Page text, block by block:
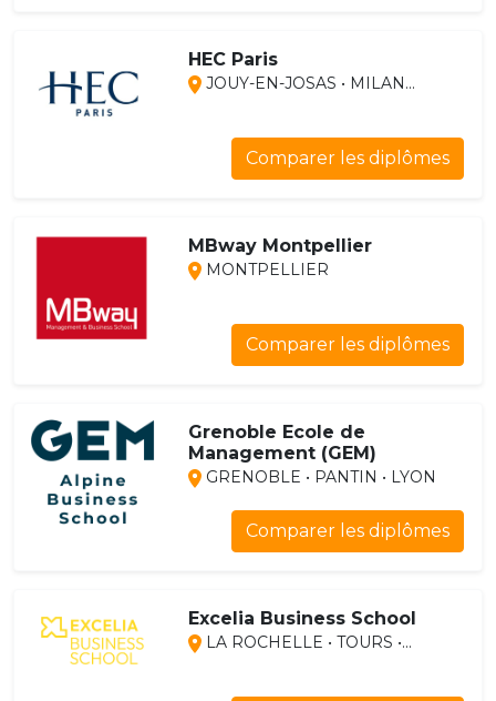
HEC Paris
JOUY-EN-JOSAS • MILAN...
Comparer les diplômes
MBway Montpellier
MONTPELLIER
Comparer les diplômes
Grenoble Ecole de
Management (GEM)
GRENOBLE • PANTIN • LYON
Comparer les diplômes
Excelia Business School
LA ROCHELLE • TOURS •...